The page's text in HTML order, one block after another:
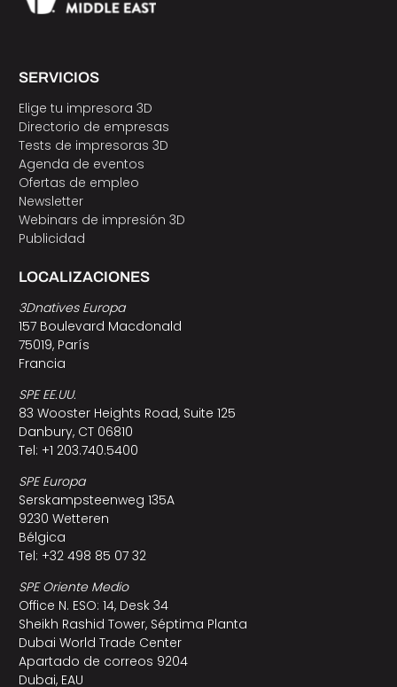
SERVICIOS
Elige tu impresora 3D
Directorio de empresas
Tests de impresoras 3D
Agenda de eventos
Ofertas de empleo
Newsletter
Webinars de impresión 3D
Publicidad
LOCALIZACIONES
3Dnatives Europa
157 Boulevard Macdonald
75019, París
Francia
SPE EE.UU.
83 Wooster Heights Road, Suite 125
Danbury, CT 06810
Tel: +1 203.740.5400
SPE Europa
Serskampsteenweg 135A
9230 Wetteren
Bélgica
Tel: +32 498 85 07 32
SPE Oriente Medio
Office N. ESO: 14, Desk 34
Sheikh Rashid Tower, Séptima Planta
Dubai World Trade Center
Apartado de correos 9204
Dubai, EAU